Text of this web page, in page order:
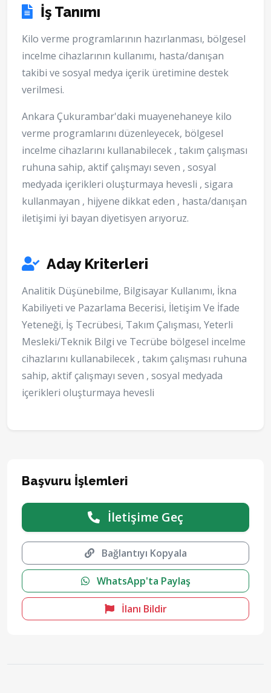
İş Tanımı
Kilo verme programlarının hazırlanması, bölgesel
incelme cihazlarının kullanımı, hasta/danışan
takibi ve sosyal medya içerik üretimine destek
verilmesi.
Ankara Çukurambar'daki muayenehaneye kilo
verme programlarını düzenleyecek, bölgesel
incelme cihazlarını kullanabilecek , takım çalışması
ruhuna sahip, aktif çalışmayı seven , sosyal
medyada içerikleri oluşturmaya hevesli , sigara
kullanmayan , hijyene dikkat eden , hasta/danışan
iletişimi iyi bayan diyetisyen arıyoruz.
Aday Kriterleri
Analitik Düşünebilme, Bilgisayar Kullanımı, İkna
Kabiliyeti ve Pazarlama Becerisi, İletişim Ve İfade
Yeteneği, İş Tecrübesi, Takım Çalışması, Yeterli
Mesleki/Teknik Bilgi ve Tecrübe bölgesel incelme
cihazlarını kullanabilecek , takım çalışması ruhuna
sahip, aktif çalışmayı seven , sosyal medyada
içerikleri oluşturmaya hevesli
Başvuru İşlemleri
İletişime Geç
Bağlantıyı Kopyala
WhatsApp'ta Paylaş
İlanı Bildir